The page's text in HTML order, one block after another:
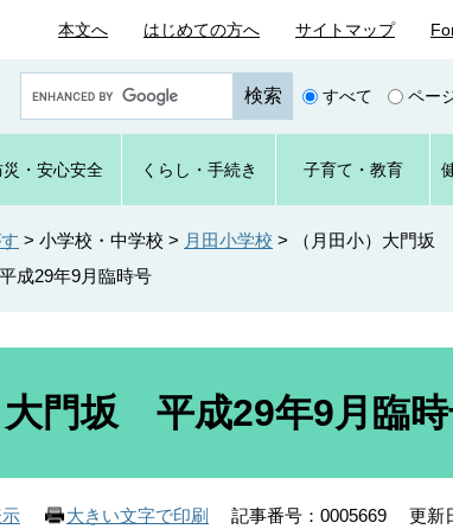
本文へ はじめての方へ サイトマップ
o
e
カ
タ
すべて ペー
・ 安心安全 くらし ・手続き 子育て ・教育
> 小学校・中学校 > 月田小学校 >
（月田小）大門坂
成29年9月臨時号
大門坂 平成29年9月臨
大きい文字で印刷 記事番号：0005669 更新